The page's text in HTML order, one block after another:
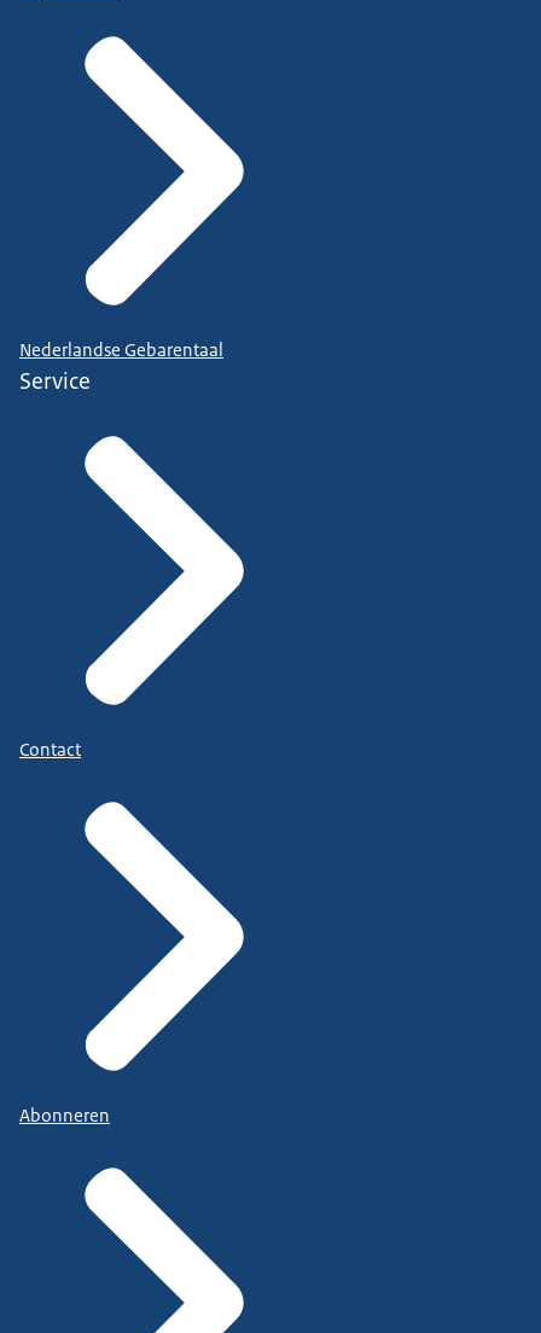
Nederlandse Gebarentaal
Service
Contact
Abonneren